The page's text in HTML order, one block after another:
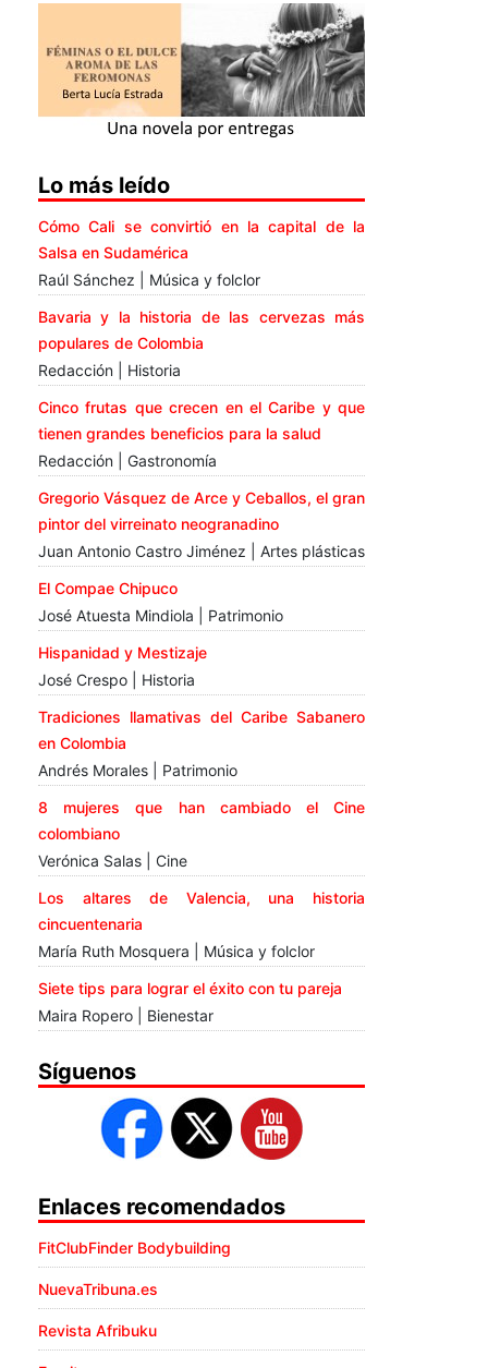
Lo más leído
Cómo Cali se convirtió en la capital de la
Salsa en Sudamérica
Raúl Sánchez | Música y folclor
Bavaria y la historia de las cervezas más
populares de Colombia
Redacción | Historia
Cinco frutas que crecen en el Caribe y que
tienen grandes beneficios para la salud
Redacción | Gastronomía
Gregorio Vásquez de Arce y Ceballos, el gran
pintor del virreinato neogranadino
Juan Antonio Castro Jiménez | Artes plásticas
El Compae Chipuco
José Atuesta Mindiola | Patrimonio
Hispanidad y Mestizaje
José Crespo | Historia
Tradiciones llamativas del Caribe Sabanero
en Colombia
Andrés Morales | Patrimonio
8 mujeres que han cambiado el Cine
colombiano
Verónica Salas | Cine
Los altares de Valencia, una historia
cincuentenaria
María Ruth Mosquera | Música y folclor
Siete tips para lograr el éxito con tu pareja
Maira Ropero | Bienestar
Síguenos
Enlaces recomendados
FitClubFinder Bodybuilding
NuevaTribuna.es
Revista Afribuku